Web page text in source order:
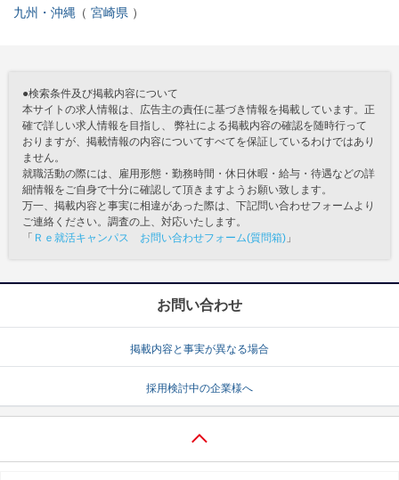
九州・沖縄
宮崎県
●検索条件及び掲載内容について
本サイトの求人情報は、広告主の責任に基づき情報を掲載しています。正
確で詳しい求人情報を目指し、 弊社による掲載内容の確認を随時行って
おりますが、掲載情報の内容についてすべてを保証しているわけではあり
ません。
就職活動の際には、雇用形態・勤務時間・休日休暇・給与・待遇などの詳
細情報をご自身で十分に確認して頂きますようお願い致します。
万一、掲載内容と事実に相違があった際は、下記問い合わせフォームより
ご連絡ください。調査の上、対応いたします。
「 Ｒｅ就活キャンパス お問い合わせフォーム(質問箱) 」
お問い合わせ
掲載内容と事実が異なる場合
採用検討中の企業様へ